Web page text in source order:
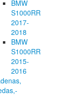
BMW
S1000RR
2017-
2018
BMW
S1000RR
2015-
2016